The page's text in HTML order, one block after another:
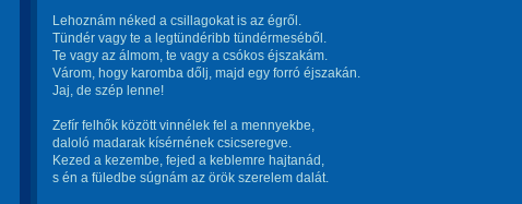
Lehoznám néked a csillagokat is az égről.
Tündér vagy te a legtündéribb tündérmeséből.
Te vagy az álmom, te vagy a csókos éjszakám.
Várom, hogy karomba dőlj, majd egy forró éjszakán.
Jaj, de szép lenne!
Zefír felhők között vinnélek fel a mennyekbe,
daloló madarak kísérnének csicseregve.
Kezed a kezembe, fejed a keblemre hajtanád,
s én a füledbe súgnám az örök szerelem dalát.